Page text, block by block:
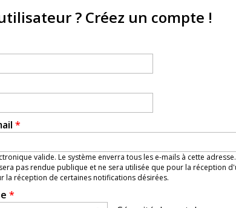
? Créez un compte !
*
valide. Le système enverra tous les e-mails à cette
pas rendue publique et ne sera utilisée que pour la réception
la réception de certaines notifications désirées.
*